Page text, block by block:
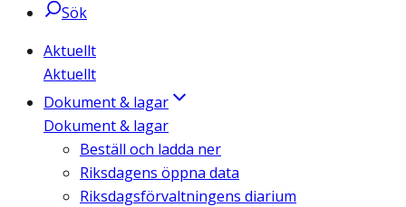
Sök
Aktuellt
Aktuellt
Dokument & lagar
Dokument & lagar
Beställ och ladda ner
Riksdagens öppna data
Riksdagsförvaltningens diarium